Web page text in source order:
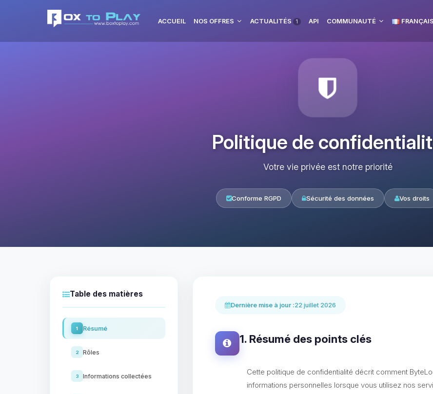
ACCUEIL NOS OFFRES ACTUALITÉS 1 API COMMUNAUTÉ FRANÇAIS
Politique de
Votre vie privée est notre priorité
Conforme RGPD Sécurité des données Vos droits
Table des matières
1 Résumé
2 Rôles
3 Informations collectées
Dernière mise à jour :22 juillet 2026
1. Résumé des points clés
Cette politique de confidentialité décrit comment
informations personnelles lorsque vous utilisez nos